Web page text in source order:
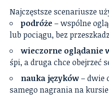
Najczęstsze scenariusze
podróże– wspólne
lub pociągu, bez
wieczorne oglądanie
śpi, a druga chce obejrzeć
nauka języków– dwie
samego nagrania na